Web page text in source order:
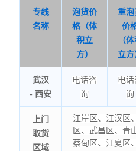
专线
名称
泡货价
格（体
积立
方）
重泡
价
（
立方
武汉
- 西安
电话咨
询
电话
询
上门
取货
区域
江岸区、江汉区
区、武昌区、青
蔡甸区、江夏区